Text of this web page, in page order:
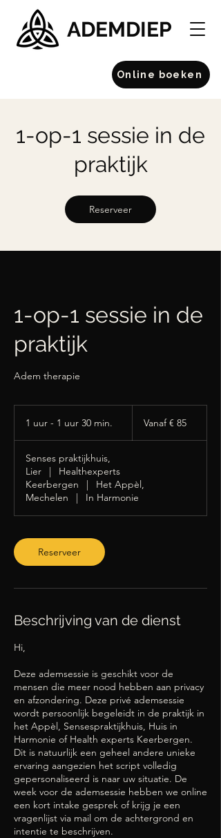
ADEMDIEP
Online boeken
1-op-1 sessie in de
praktijk
Reserveer
1-op-1 sessie in de
praktijk
Adem therapie
1 uur - 1 uur 30 min.
1
u
u
3
euroVanaf € 85
Senses praktijkhuis,
Lier
|
Healthexperts
Keerbergen
|
Het Appèl,
Mechelen
| In Harmonie
Reserveer
Beschrijving van de dienst
Hi,
Deze ademsessie is geschikt voor de
mensen die meer nood hebben aan privacy
en afzondering. Deze privé ademsessie
wordt persoonlijk begeleidt in de praktijk in
het Appèl, Sensespraktijkhuis, Huis in
Harmonie of Health experts Keerbergen.
Dit is natuurlijk een geheel andere unieke
ervaring aangezien het script volledig
gepersonaliseerd is naar uw situatie. De
week voor de ademsessie hebben we online
een kort intake gesprek of krijg je een
vragenlijst via mail om de achtergrond en
intentie te beschrijven.